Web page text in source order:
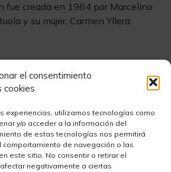
el consentimiento
cookies
experiencias, utilizamos tecnologías como
y/o acceder a la información del
de estas tecnologías nos permitirá
de navegación o las
este sitio. No consentir o retirar el
negativamente a ciertas
fue creada en 1964 por Marcelino
y su mujer, Carmen Yllera.
Instagram
Youtube